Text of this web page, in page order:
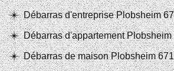
Débarras d'entreprise Plobsheim
Débarras d'appartement Plobsheim
Débarras de maison Plobsheim